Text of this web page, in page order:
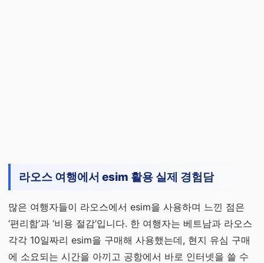
라오스 여행에서 esim 활용 실제 경험담
많은 여행자들이 라오스에서 esim을 사용하며 느낀 점은
‘편리함’과 ‘비용 절감’입니다. 한 여행자는 베트남과 라오스
각각 10일짜리 esim을 구매해 사용했는데, 현지 유심 구매
에 소요되는 시간을 아끼고 공항에서 바로 인터넷을 쓸 수